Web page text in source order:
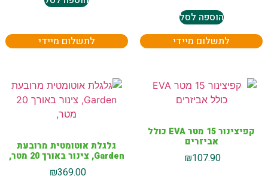
הוספה לסל
לתשלום מיידי
לתשלום מיידי
קפיצינור 15 מטר EVA כולל
אביזרים
₪107.90
גלגלת אוטומטית מרובעת
Garden, צינור באורך 20 מטר,
₪369.00